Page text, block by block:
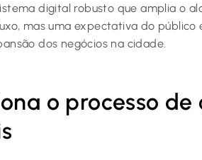
digital robusto que amplia o
mas uma expectativa do público
dos negócios na cidade.
o processo de